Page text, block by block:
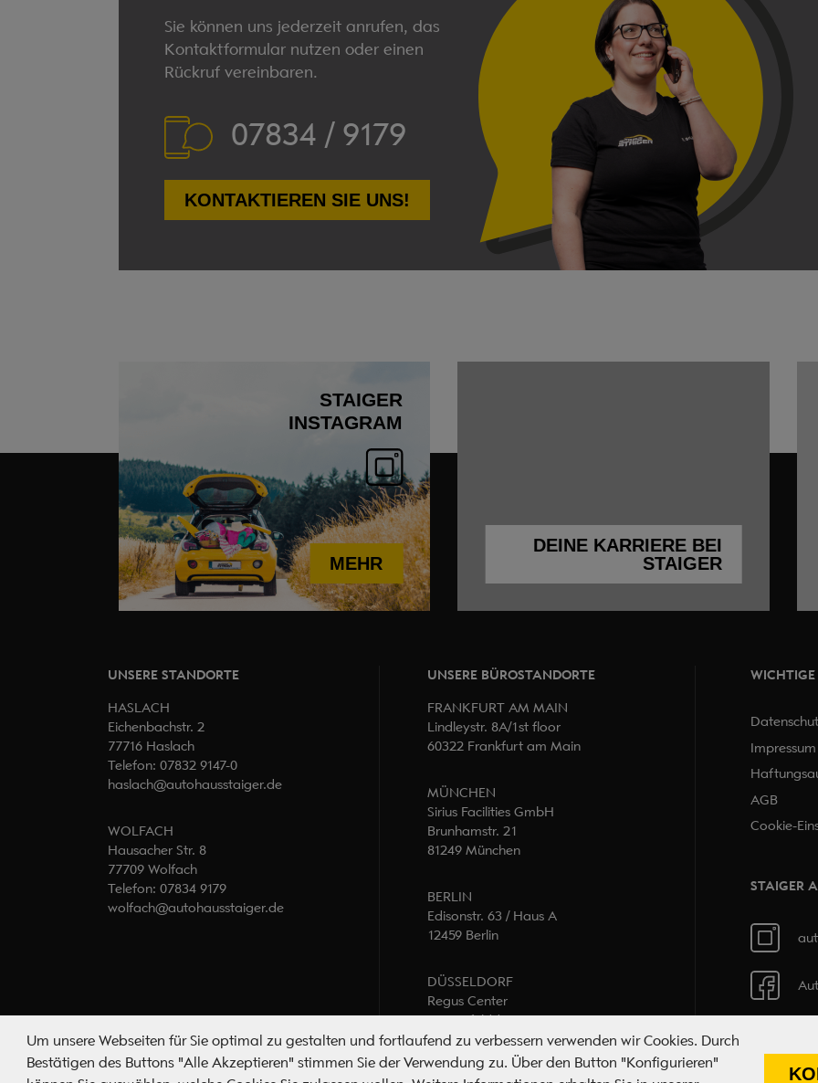
Um unsere Webseiten für Sie optimal zu gestalten und fortlaufend zu verbessern verwenden wir Cookies. Durch
Bestätigen des Buttons "Alle Akzeptieren" stimmen Sie der Verwendung zu. Über den Button "Konfigurieren"
Sie können uns jederzeit anrufen, das
Kontaktformular nutzen oder einen
Rückruf vereinbaren.
07834 / 9179
KONTAKTIEREN SIE UNS!
STAIGER
INSTAGRAM
MEHR
DEINE KARRIERE BEI
STAIGER
UNSERE STANDORTE
HASLACH
Eichenbachstr. 2
77716 Haslach
Telefon: 07832 9147-0
haslach@autohausstaiger.de
WOLFACH
Hausacher Str. 8
77709 Wolfach
Telefon: 07834 9179
wolfach@autohausstaiger.de
UNSERE BÜROSTANDORTE
FRANKFURT AM MAIN
Lindleystr. 8A/1st floor
60322 Frankfurt am Main
MÜNCHEN
Sirius Facilities GmbH
Brunhamstr. 21
81249 München
BERLIN
Edisonstr. 63 / Haus A
12459 Berlin
DÜSSELDORF
Regus Center
Hammfelddamm 4a
41460 Neuss
Impressum
AGB
Cookie-
STAIGER